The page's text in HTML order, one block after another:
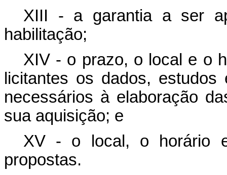
XIII - a garantia a ser
habilitação;
XIV - o prazo, o local e o
licitantes os dados,
necessários à elaboração
sua aquisição; e
XV - o local, o horário
propostas.